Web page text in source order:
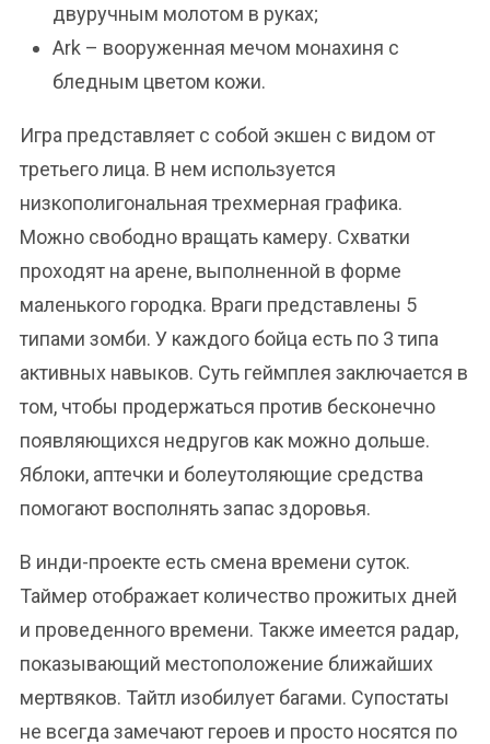
двуручным молотом в руках;
Ark – вооруженная мечом монахиня с
бледным цветом кожи.
Игра представляет с собой экшен с видом от
третьего лица. В нем используется
низкополигональная трехмерная графика.
Можно свободно вращать камеру. Схватки
проходят на арене, выполненной в форме
маленького городка. Враги представлены 5
типами зомби. У каждого бойца есть по 3 типа
активных навыков. Суть геймплея заключается в
том, чтобы продержаться против бесконечно
появляющихся недругов как можно дольше.
Яблоки, аптечки и болеутоляющие средства
помогают восполнять запас здоровья.
В инди-проекте есть смена времени суток.
Таймер отображает количество прожитых дней
и проведенного времени. Также имеется радар,
показывающий местоположение ближайших
мертвяков. Тайтл изобилует багами. Супостаты
не всегда замечают героев и просто носятся по